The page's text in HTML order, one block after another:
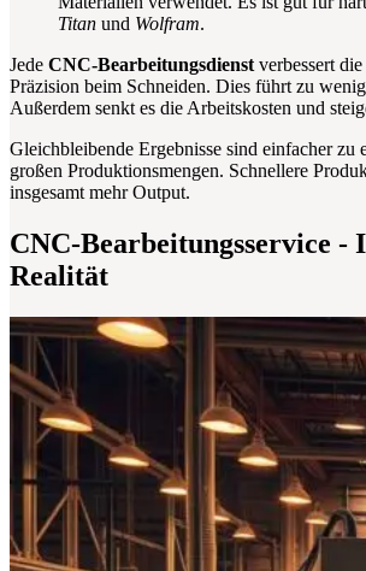
Titan und Wolfram.
Jede CNC-Bearbeitungsdienst verbessert
Präzision beim Schneiden. Dies führt zu
Außerdem senkt es die Arbeitskosten und
Gleichbleibende Ergebnisse sind einfacher zu
großen Produktionsmengen. Schnellere
insgesamt mehr Output.
CNC-Bearbeitungsservice -
Realität